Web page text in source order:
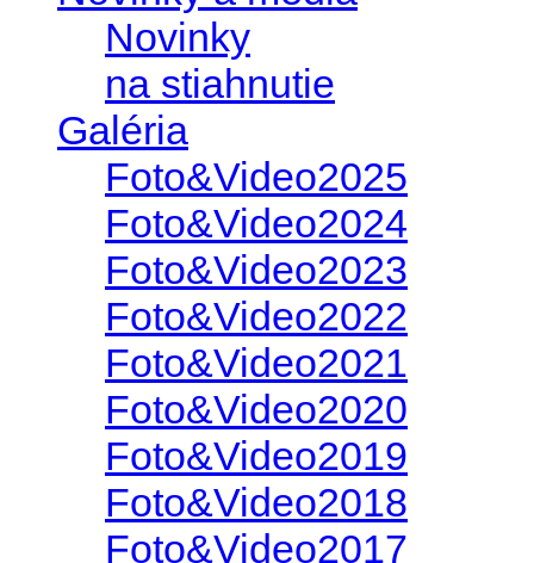
Novinky
na stiahnutie
Galéria
Foto&Video2025
Foto&Video2024
Foto&Video2023
Foto&Video2022
Foto&Video2021
Foto&Video2020
Foto&Video2019
Foto&Video2018
Foto&Video2017